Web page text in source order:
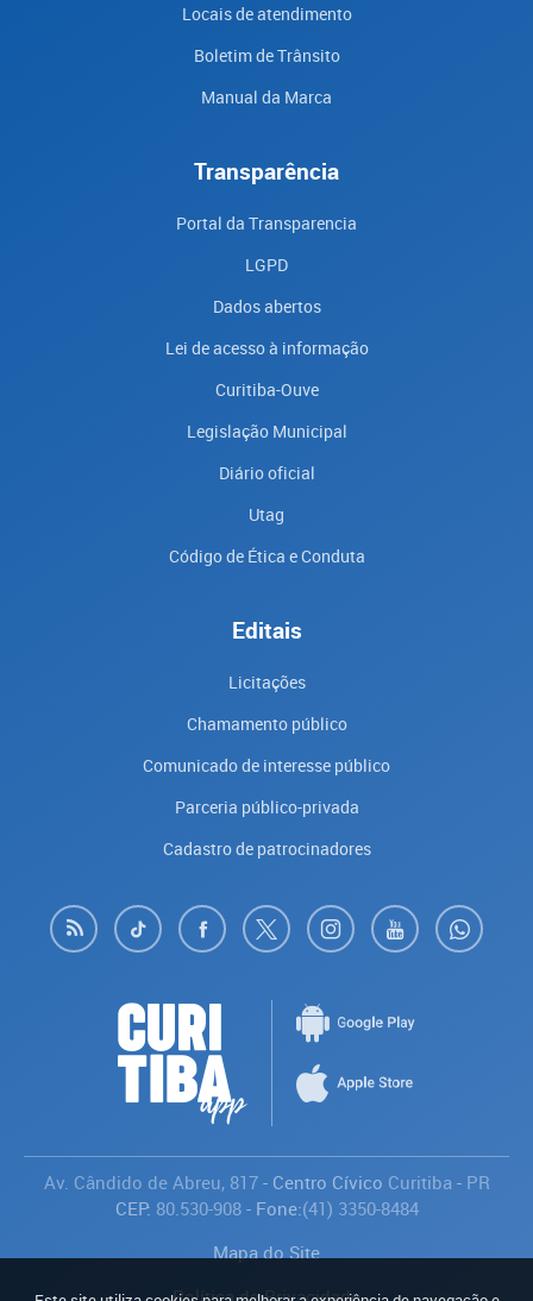
Locais de atendimento
Boletim de Trânsito
Manual da Marca
Transparência
Portal da Transparencia
LGPD
Dados abertos
Lei de acesso à informação
Curitiba-Ouve
Legislação Municipal
Diário oficial
Utag
Código de Ética e Conduta
Editais
Licitações
Chamamento público
Comunicado de interesse público
Parceria público-privada
Cadastro de patrocinadores
Av. Cândido de Abreu, 817- Centro Cívico Curitiba- PR
CEP: 80.530-908- Fone:(41) 3350-8484
Mapa do Site